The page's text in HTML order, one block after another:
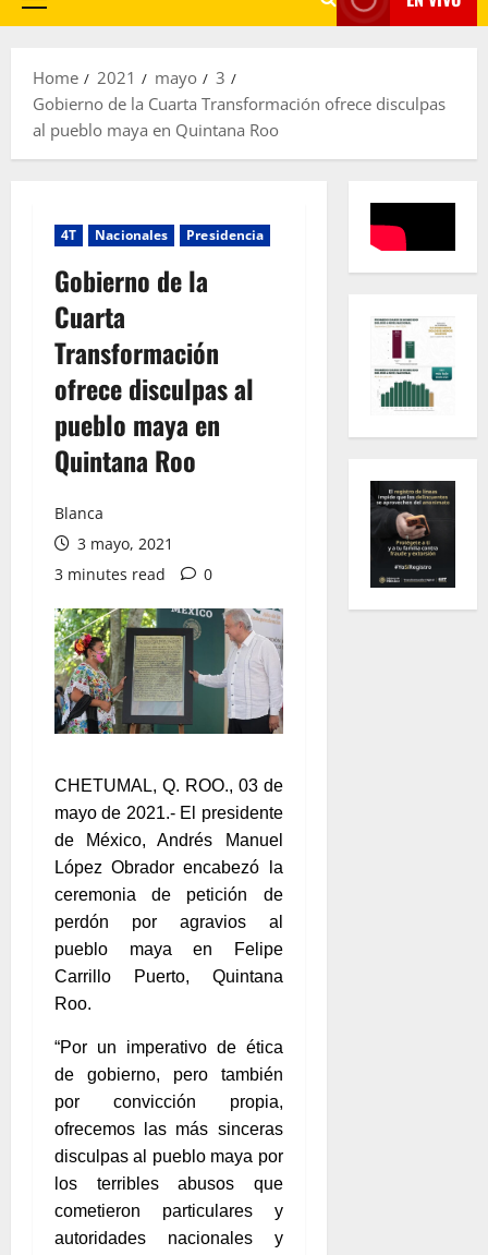
Primary
Home 2021 mayo
3
Gobierno de la Cuarta Transformación ofrece disculpas
al pueblo maya en Quintana Roo
4T Nacionales Presidencia
Gobierno de la
Cuarta
Transformación
ofrece disculpas al
pueblo maya en
Quintana Roo
Blanca
3 mayo, 2021
3 minutes read
0
CHETUMAL, Q. ROO., 03 de
mayo de 2021.- El presidente
de México, Andrés Manuel
López Obrador encabezó la
ceremonia de petición de
perdón por agravios al
pueblo maya en Felipe
Carrillo Puerto, Quintana
Roo.
“Por un imperativo de ética
de gobierno, pero también
por convicción propia,
ofrecemos las más sinceras
disculpas al pueblo maya por
los terribles abusos que
cometieron particulares y
autoridades nacionales y